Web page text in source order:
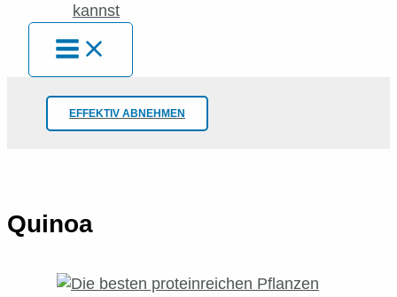
EFFEKTIV ABNEHMEN
Quinoa